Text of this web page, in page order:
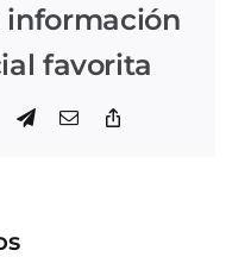
información
favorita
WhatsApp
Telegram
Correo